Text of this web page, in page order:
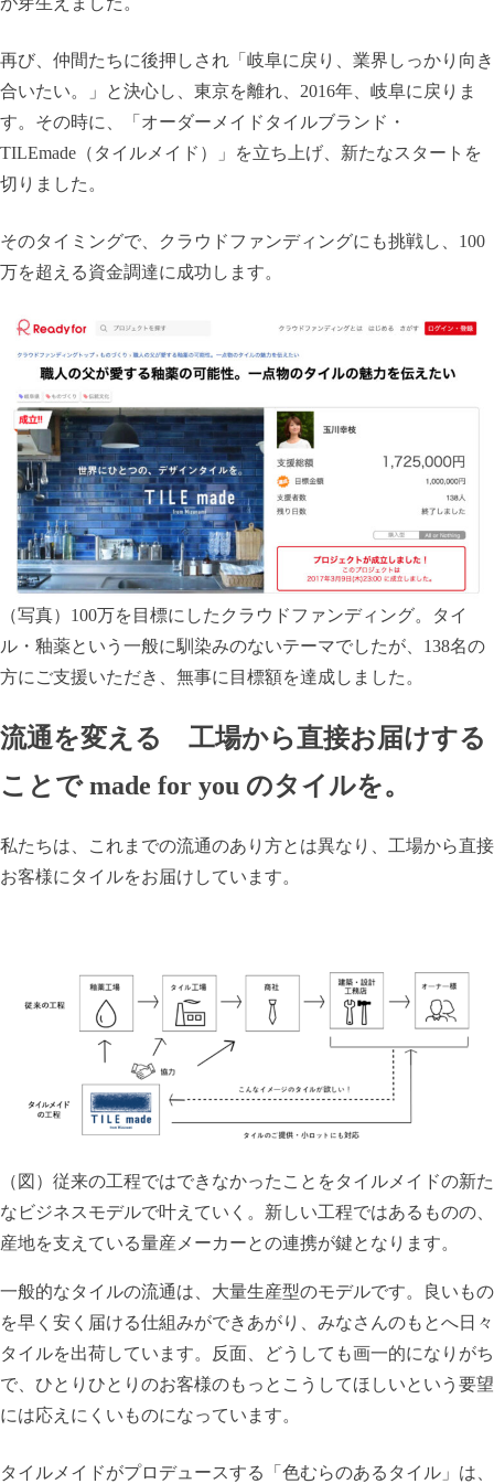
再び、仲間たちに後押しされ「岐阜に戻り、業界しっかり向き
合いたい。」と決心し、東京を離れ、2016年、岐阜に戻りま
す。その時に、「オーダーメイドタイルブランド・
TILEmade（タイルメイド）」を立ち上げ、新たなスタートを
切りました。
そのタイミングで、クラウドファンディングにも挑戦し、100
万を超える資金調達に成功します。
（写真）100万を目標にしたクラウドファンディング。タイ
ル・釉薬という一般に馴染みのないテーマでしたが、138名の
方にご支援いただき、無事に目標額を達成しました。
流通を変える 工場から直接お届けする
ことで made for you のタイルを。
私たちは、これまでの流通のあり方とは異なり、工場から直接
お客様にタイルをお届けしています。
（図）従来の工程ではできなかったことをタイルメイドの新た
なビジネスモデルで叶えていく。新しい工程ではあるものの、
産地を支えている量産メーカーとの連携が鍵となります。
一般的なタイルの流通は、大量生産型のモデルです。良いもの
を早く安く届ける仕組みができあがり、みなさんのもとへ日々
タイルを出荷しています。反面、どうしても画一的になりがち
で、ひとりひとりのお客様のもっとこうしてほしいという要望
には応えにくいものになっています。
タイルメイドがプロデュースする「色むらのあるタイル」は、